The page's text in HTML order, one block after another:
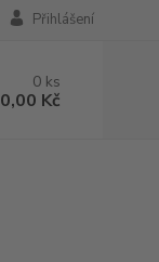
Přihlášení
0 ks
0,00 Kč